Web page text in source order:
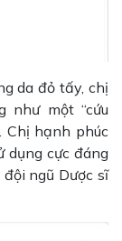
da đỏ tấy, chị
như một “cứu
Chị hạnh phúc
dụng cực đáng
ngũ Dược sĩ